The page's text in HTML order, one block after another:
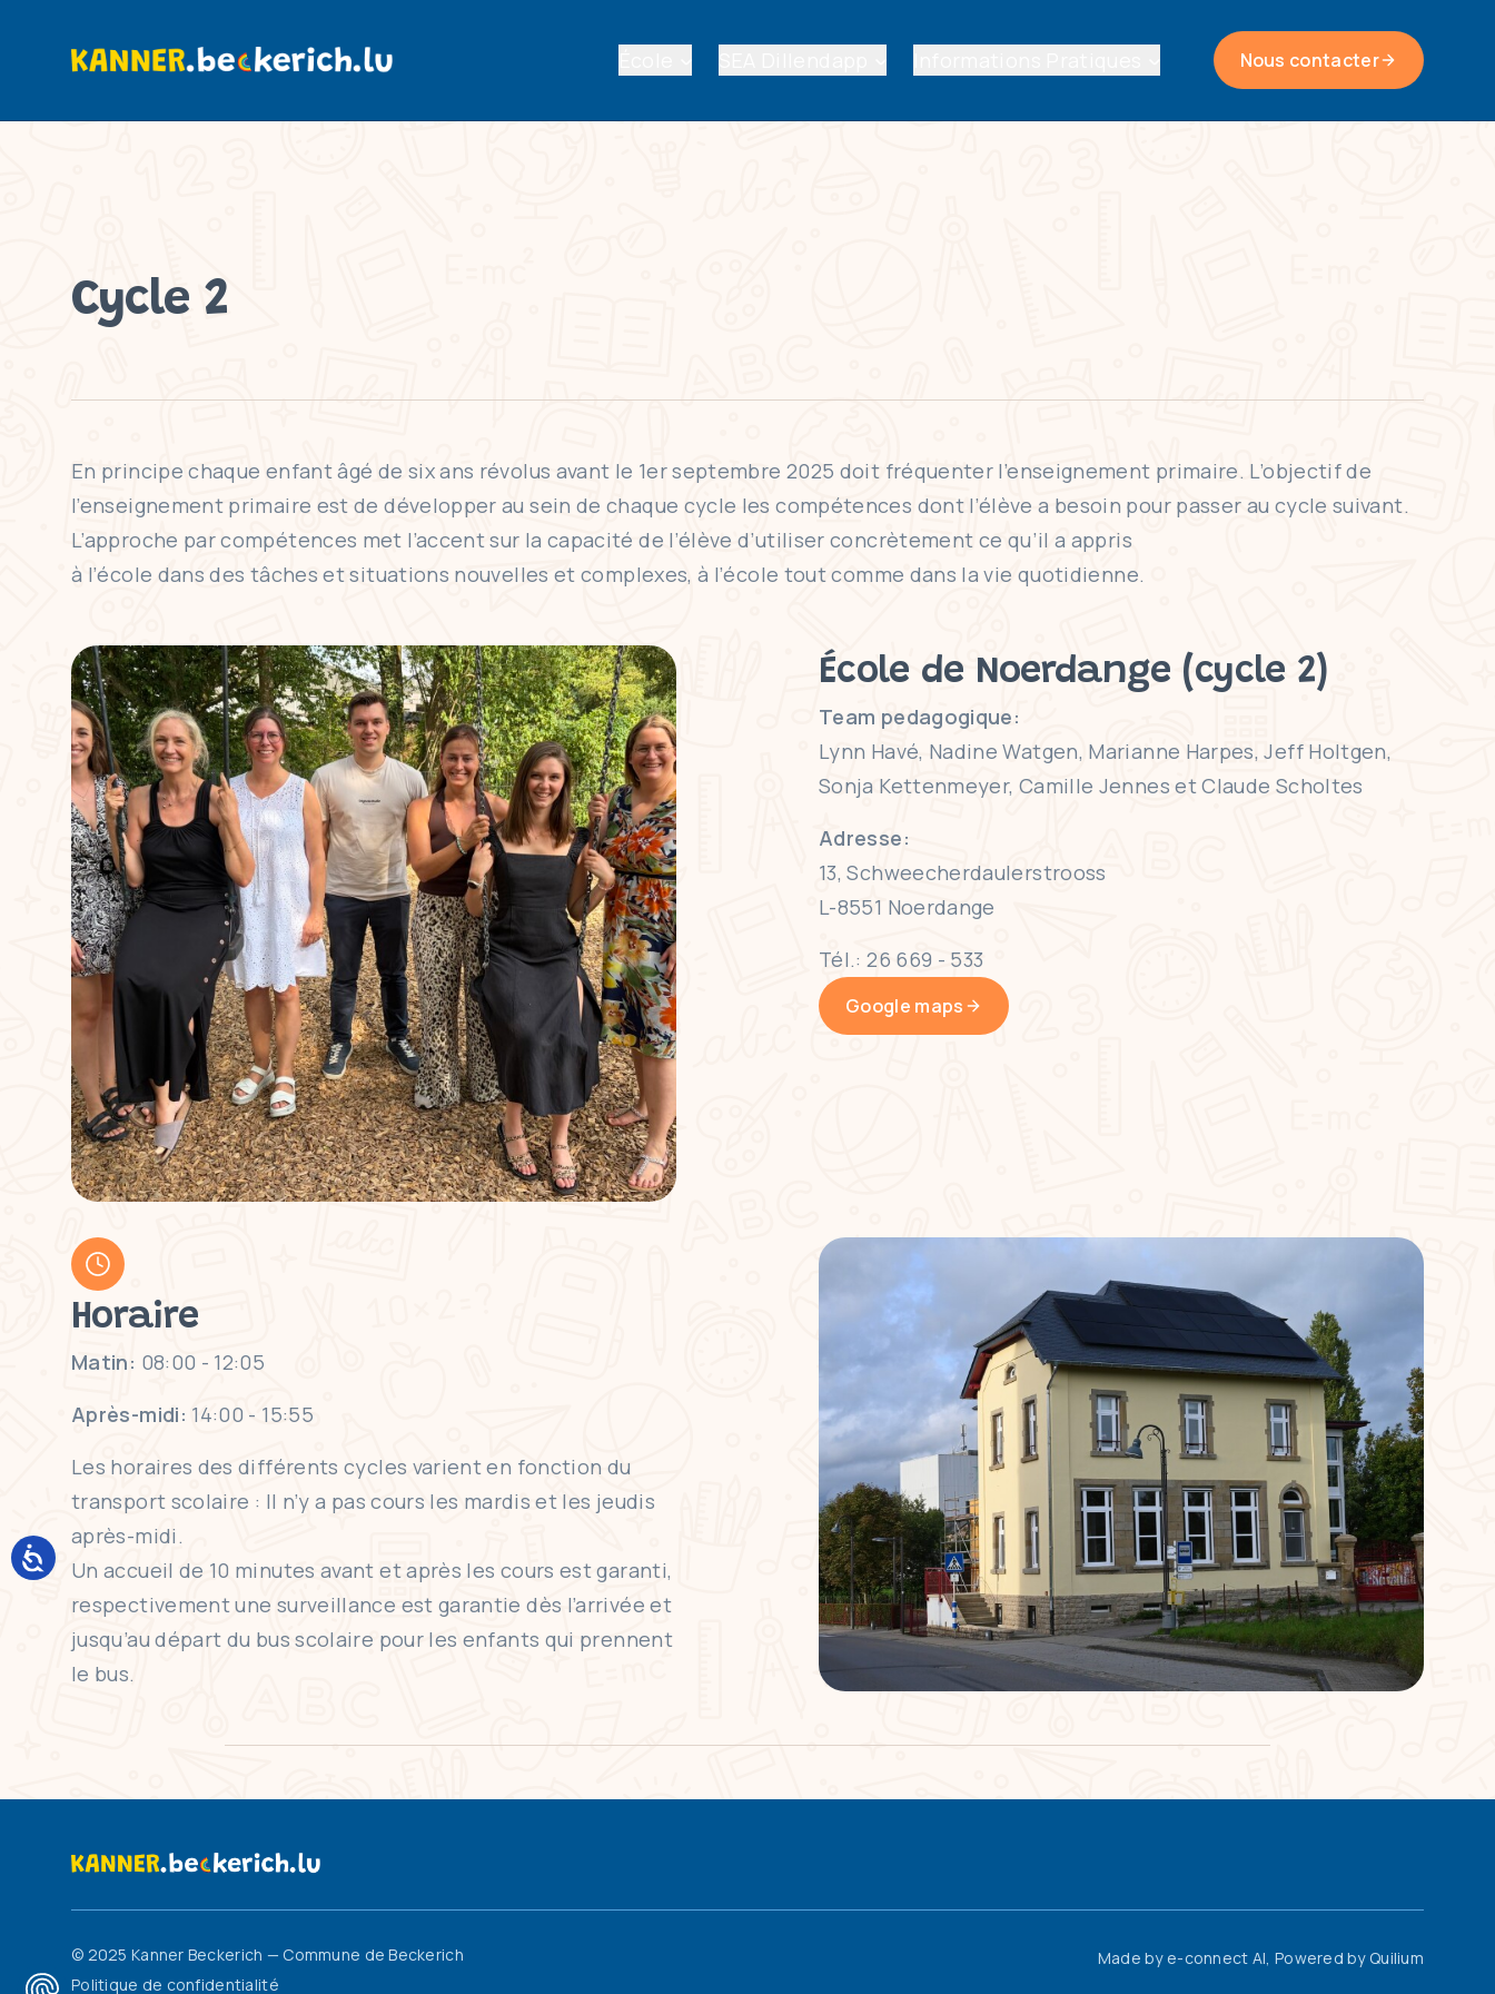
Nous contacter
Cycle 2
En principe chaque enfant âgé de six ans révolus avant le 1er septembre 2025 doit fréquenter l’enseignement primaire. L’objectif de
l’enseignement primaire est de développer au sein de chaque cycle les compétences dont l’élève a besoin pour passer au cycle suivant.
L’approche par compétences met l’accent sur la capacité de l’élève d’utiliser concrètement ce qu’il a appris
à l’école dans des tâches et situations nouvelles et complexes, à l’école tout comme dans la vie quotidienne.
École de Noerdange (cycle 2)
Team pedagogique:
Lynn Havé, Nadine Watgen, Marianne Harpes, Jeff Holtgen,
Sonja Kettenmeyer, Camille Jennes et Claude Scholtes
Adresse:
13, Schweecherdaulerstrooss
L-8551 Noerdange
Tél.: 26 669 - 533
Google maps
Horaire
Matin: 08:00 - 12:05
Après-midi: 14:00 - 15:55
Les horaires des différents cycles varient en fonction du
transport scolaire : Il n’y a pas cours les mardis et les jeudis
après-midi.
Un accueil de 10 minutes avant et après les cours est garanti,
respectivement une surveillance est garantie dès l’arrivée et
jusqu’au départ du bus scolaire pour les enfants qui prennent
le bus.
© 2025 Kanner Beckerich — Commune de Beckerich
Politique de confidentialité
Made by e-connect AI , Powered by Quilium